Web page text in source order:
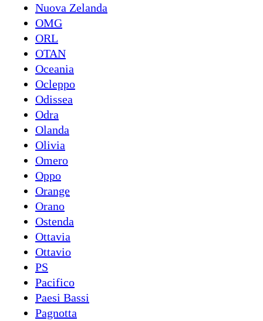
Nuova Zelanda
OMG
ORL
OTAN
Oceania
Ocleppo
Odissea
Odra
Olanda
Olivia
Omero
Oppo
Orange
Orano
Ostenda
Ottavia
Ottavio
PS
Pacifico
Paesi Bassi
Pagnotta